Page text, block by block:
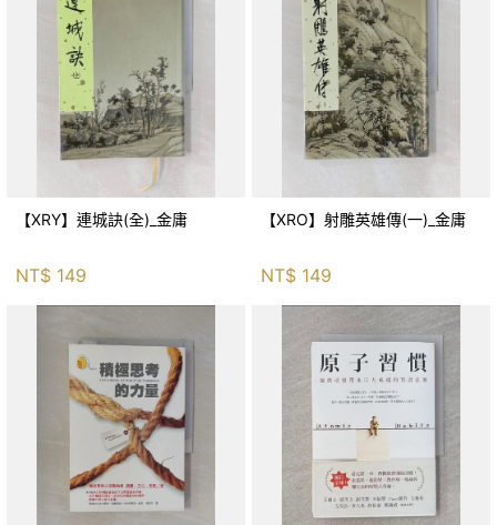
【XRY】連城訣(全)_金庸
NT$ 149
【XRO】射雕英雄傳(一)_金庸
NT$ 149